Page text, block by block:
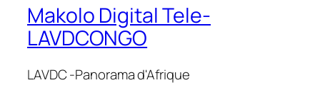
Makolo Digital Tele-
LAVDCONGO
LAVDC -Panorama d'Afrique